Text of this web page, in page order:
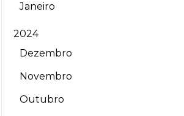
Janeiro
2024
Dezembro
Novembro
Outubro